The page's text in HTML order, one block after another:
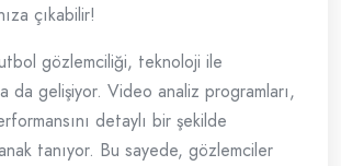
çıkabilir!
gözlemciliği, teknoloji ile
da gelişiyor. Video analiz programları,
detaylı bir şekilde
tanıyor. Bu sayede, gözlemciler